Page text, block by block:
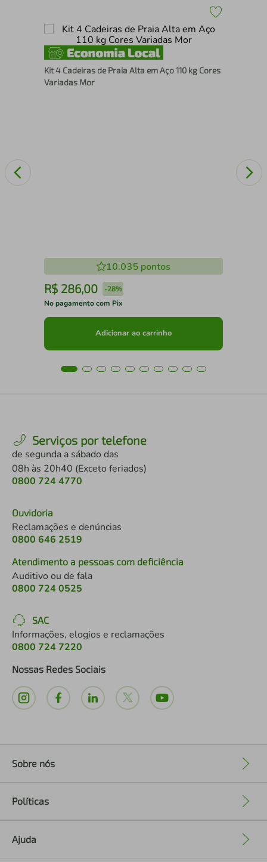
Kit 4 Cadeiras de Praia Alta em Aço 110 kg Cores
Variadas Mor
10.035 pontos
R$ 286,00 -28%
No pagamento com Pix
Adicionar ao carrinho
Serviços por telefone
de segunda a sábado das
08h às 20h40 (Exceto feriados)
0800 724 4770
Ouvidoria
Reclamações e denúncias
0800 646 2519
Atendimento a pessoas com deficiência
Auditivo ou de fala
0800 724 0525
SAC
Informações, elogios e reclamações
0800 724 7220
Nossas Redes Sociais
Sobre nós
Políticas
Ajuda